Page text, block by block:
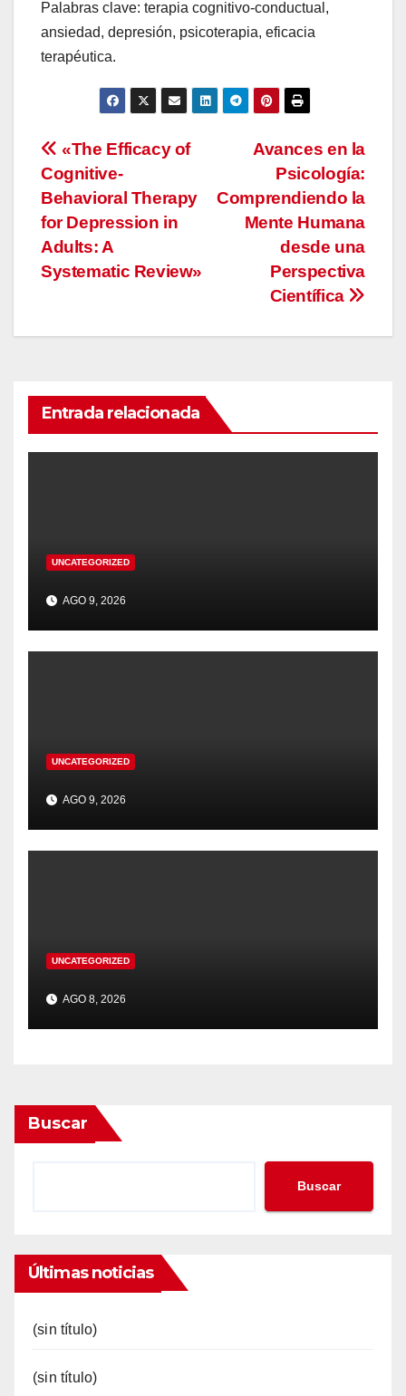
Palabras clave: terapia cognitivo-conductual,
ansiedad, depresión, psicoterapia, eficacia
terapéutica.
Navegación
de
entradas
Avances en la
Psicología:
Comprendiendo la
Mente Humana
desde una
Perspectiva
Científica
«The Efficacy of
Cognitive-
Behavioral Therapy
for Depression in
Adults: A
Systematic Review»
Entrada relacionada
UNCATEGORIZED
AGO 9, 2026
UNCATEGORIZED
AGO 9, 2026
UNCATEGORIZED
AGO 8, 2026
Buscar
Buscar
Últimas noticias
(sin título)
(sin título)